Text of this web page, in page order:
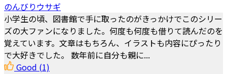
のんびりウサギ
小学生の頃、図書館で手に取ったのがきっかけでこのシリー
ズの大ファンになりました。何度も何度も借りて読んだのを
覚えています。文章はもちろん、イラストも内容にぴったり
で大好きでした。 数年前に自分も親に...
Good (1)